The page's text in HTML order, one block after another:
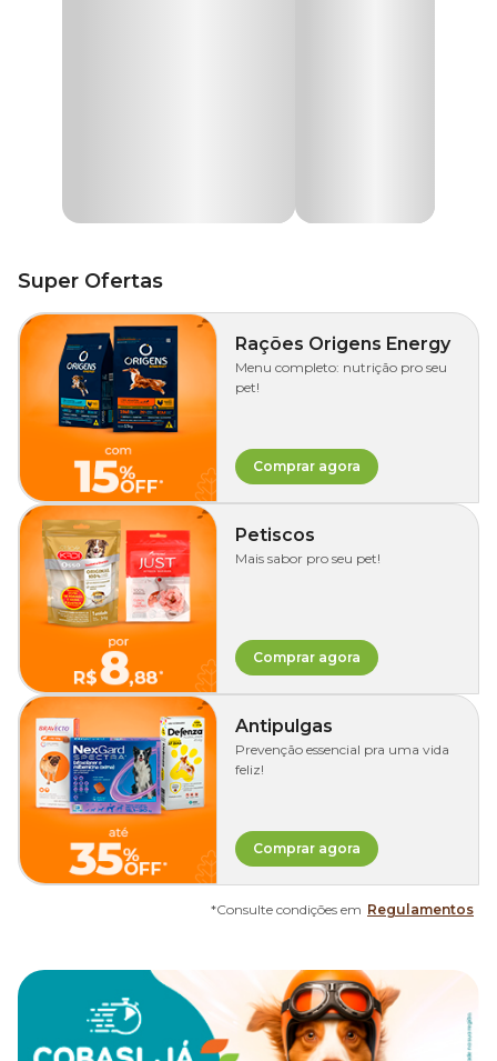
Super Ofertas
Rações Origens Energy
Menu completo: nutrição pro seu
pet!
Comprar agora
Petiscos
Mais sabor pro seu pet!
Comprar agora
Antipulgas
Prevenção essencial pra uma vida
feliz!
Comprar agora
*Consulte condições em Regulamentos